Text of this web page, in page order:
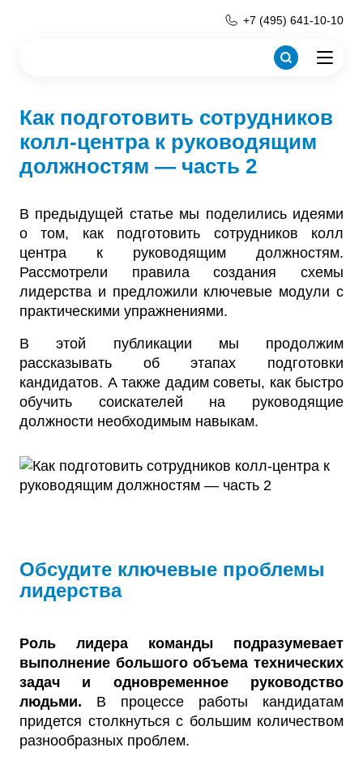
+7 (495) 641-10-10
Как подготовить сотрудников
колл-центра к руководящим
должностям — часть 2
В предыдущей статье мы поделились идеями
о том, как подготовить сотрудников колл
центра к руководящим должностям.
Рассмотрели правила создания схемы
лидерства и предложили ключевые модули с
практическими упражнениями.
В этой публикации мы продолжим
рассказывать об этапах подготовки
кандидатов. А также дадим советы, как быстро
обучить соискателей на руководящие
должности необходимым навыкам.
Обсудите ключевые проблемы
лидерства
Роль лидера команды подразумевает
выполнение большого объема технических
задач и одновременное руководство
людьми. В процессе работы кандидатам
придется столкнуться с большим количеством
разнообразных проблем.